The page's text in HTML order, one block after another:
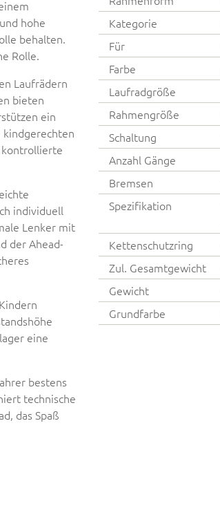
hohe
behalten.
Rolle.
Laufrädern
bieten
ein
kindgerechten
kontrollierte
individuell
Lenker mit
der Ahead-
eine
bestens
technische
das Spaß
Kategorie
Für
Farbe
Laufradgröße
Rahmengröße
Schaltung
Anzahl Gänge
Bremsen
Spezifikation
Kettenschutzring
Zul. Gesamtgewicht
Gewicht
Grundfarbe